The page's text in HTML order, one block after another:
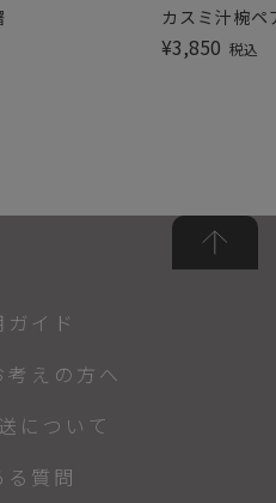
カスミ汁椀ペ
¥3,850 税込
ガイド
えの方へ
について
る質問